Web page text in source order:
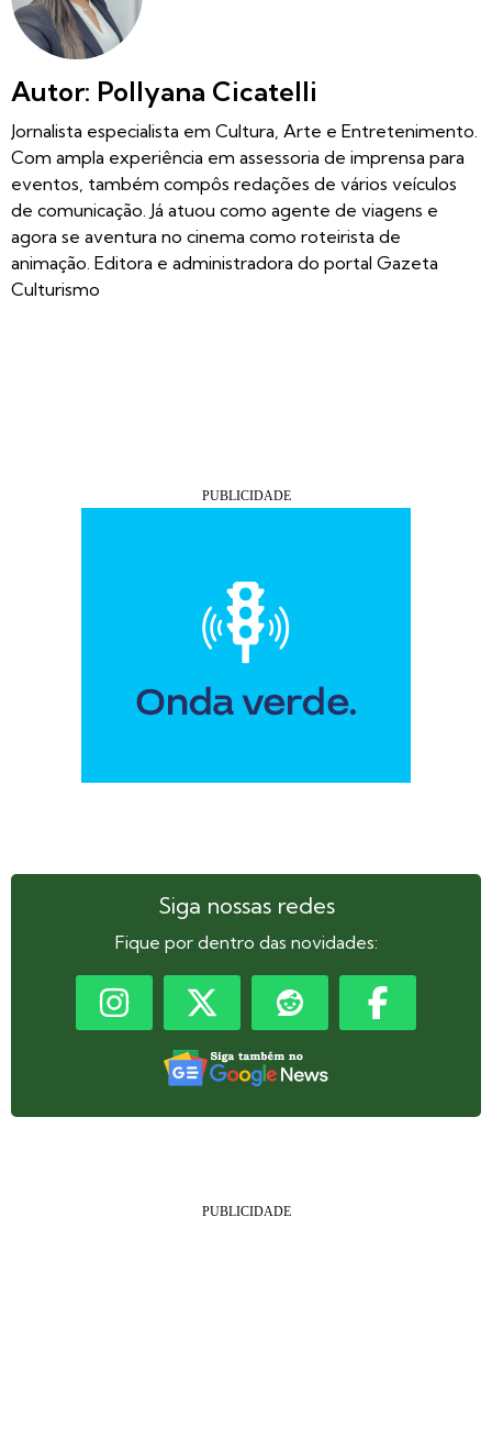
Autor: Pollyana Cicatelli
Jornalista especialista em Cultura, Arte e Entretenimento.
Com ampla experiência em assessoria de imprensa para
eventos, também compôs redações de vários veículos
de comunicação. Já atuou como agente de viagens e
agora se aventura no cinema como roteirista de
animação. Editora e administradora do portal Gazeta
Culturismo
Siga nossas redes
Fique por dentro das novidades: